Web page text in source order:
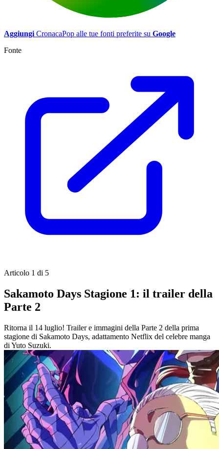
Aggiungi CronacaPop alle tue fonti preferite su Google
Fonte
Articolo 1 di 5
Sakamoto Days Stagione 1: il trailer della
Parte 2
Ritorna il 14 luglio! Trailer e immagini della Parte 2 della prima
stagione di Sakamoto Days, adattamento Netflix del celebre manga
di Yuto Suzuki.